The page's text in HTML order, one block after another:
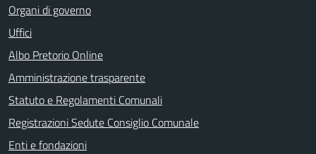
Organi di governo
Uffici
Albo Pretorio Online
Amministrazione trasparente
Statuto e Regolamenti Comunali
Registrazioni Sedute Consiglio Comunale
Enti e fondazioni